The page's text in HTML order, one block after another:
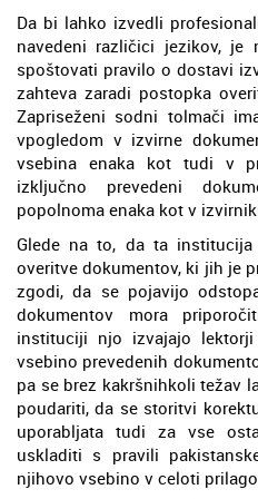
Da bi lahko izvedli
navedeni različici jezikov, je
spoštovati pravilo o dostavi
zahteva zaradi postopka
Zapriseženi sodni tolmači
vpogledom v izvirne
vsebina enaka kot tudi v
izključno prevedeni
popolnoma enaka kot v
Glede na to, da ta
overitve dokumentov, ki jih je
zgodi, da se pojavijo
dokumentov mora
instituciji njo izvajajo
vsebino prevedenih
pa se brez kakršnihkoli težav
poudariti, da se storitvi
uporabljata tudi za vse
uskladiti s pravili
njihovo vsebino v celoti